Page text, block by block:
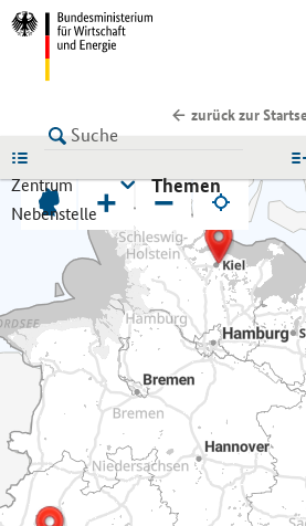
zurück zur
Zentrum
Nebenstelle
Themen
+ −